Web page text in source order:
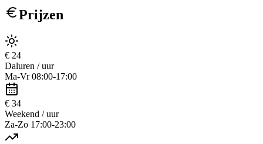
Prijzen
€ 24
Daluren / uur
Ma-Vr 08:00-17:00
€ 34
Weekend / uur
Za-Zo 17:00-23:00